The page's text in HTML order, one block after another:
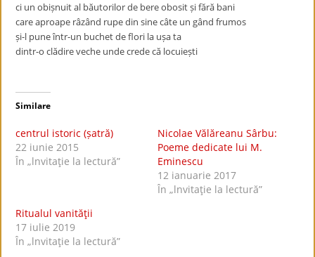
ci un obișnuit al băutorilor de bere obosit și fără bani
care aproape râzând rupe din sine câte un gând frumos
și-l pune într-un buchet de flori la ușa ta
dintr-o clădire veche unde crede că locuiești
Similare
centrul istoric (șatră)
22 iunie 2015
În „lnvitaţie la lectură”
Nicolae Vălăreanu Sârbu:
Poeme dedicate lui M.
Eminescu
12 ianuarie 2017
În „lnvitaţie la lectură”
Ritualul vanităţii
17 iulie 2019
În „lnvitaţie la lectură”